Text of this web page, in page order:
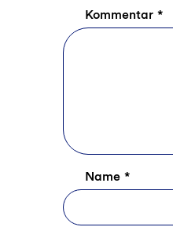
Kommentar *
Name *